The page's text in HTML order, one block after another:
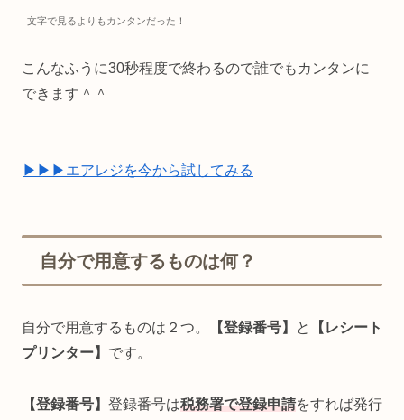
文字で見るよりもカンタンだった！
こんなふうに30秒程度で終わるので誰でもカンタンに
できます＾＾
▶︎▶︎▶︎エアレジを今から試してみる
自分で用意するものは何？
自分で用意するものは２つ。 【登録番号】 と
【レシート
プリンター】 です。
【登録番号】 登録番号は税務署で登録申請をすれば発行